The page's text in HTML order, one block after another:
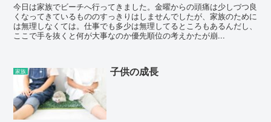
今日は家族でビーチへ行ってきました。金曜からの頭痛は少しづつ良
くなってきているもののすっきりはしませんでしたが、家族のために
は無理しなくては。仕事でも多少は無理してるところもあるんだし、
ここで手を抜くと何が大事なのか優先順位の考えかたが崩...
家族 子供の成長